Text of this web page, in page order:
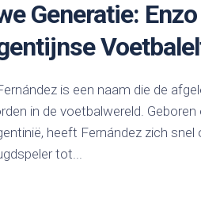
Generatie:
is een naam die de
in de voetbalwereld. Geboren
heeft Fernández zich snel
tot...